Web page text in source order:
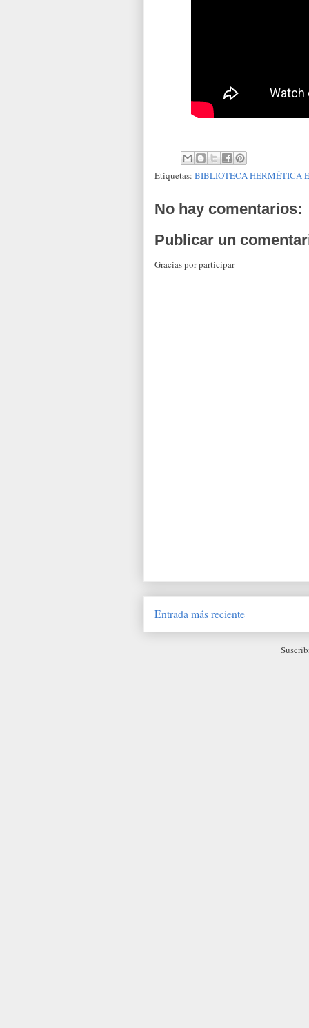
Etiquetas: BIBLIOTECA HERMÉTICA
No hay comentarios:
Publicar un
Gracias por participar
Entrada más reciente